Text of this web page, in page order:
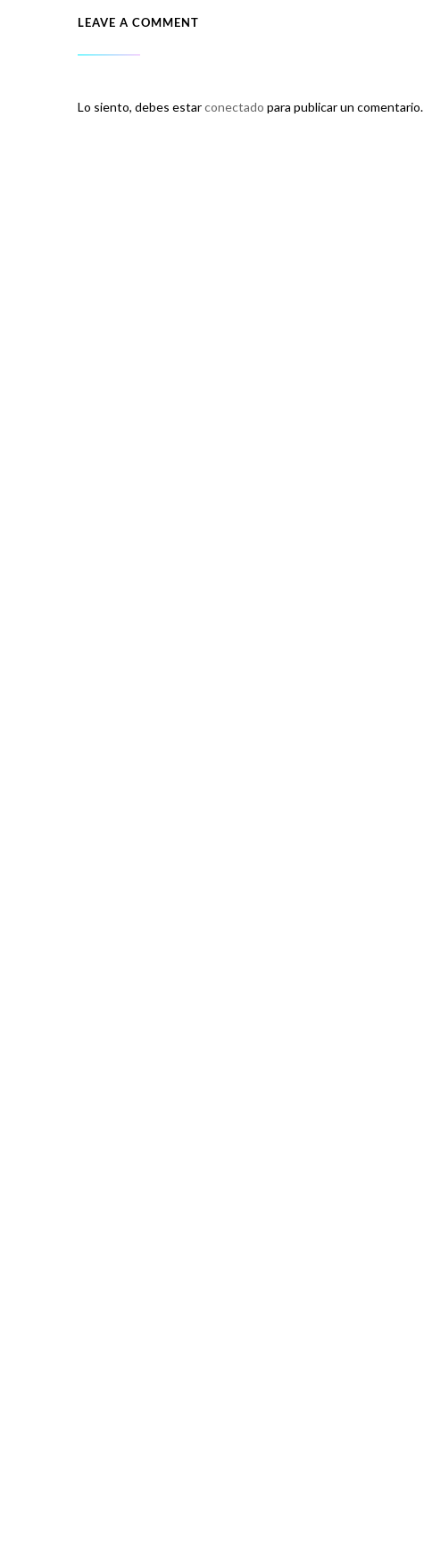
LEAVE A COMMENT
Lo siento, debes estarconectado para publicar un comentario.